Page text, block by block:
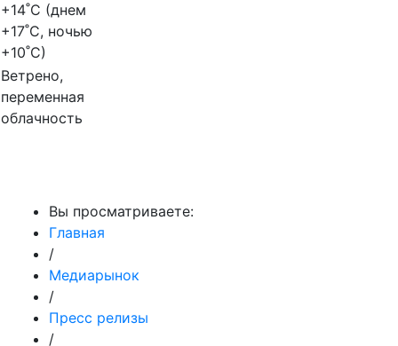
+14˚C (днем
+17˚C, ночью
+10˚C)
Ветрено,
переменная
облачность
Вы просматриваете:
Главная
/
Медиарынок
/
Пресс релизы
/